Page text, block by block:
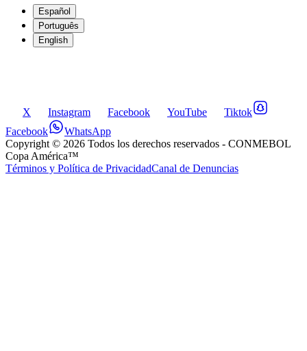
Español
Português
English
X Instagram Facebook YouTube
Tiktok
Facebook
WhatsApp
Copyright © 2026 Todos los derechos reservados - CONMEBOL
Copa América™
Términos y Política de PrivacidadCanal de Denuncias